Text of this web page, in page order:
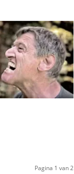
Pagina 1 van 2